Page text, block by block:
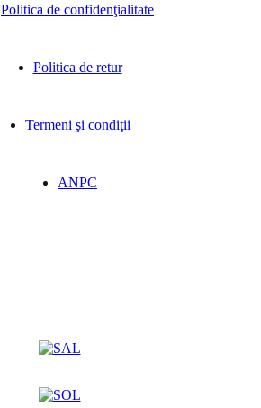
Politica de confidenţialitate
Politica de retur
Termeni şi condiţii
ANPC